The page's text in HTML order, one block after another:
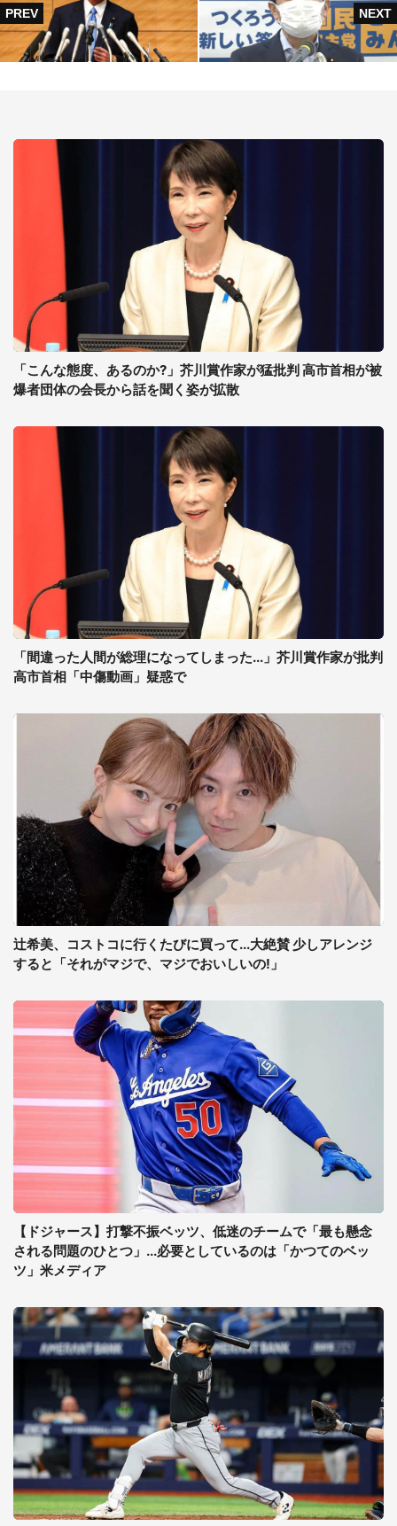
「こんな態度、あるのか?」芥川賞作家が猛批判 高市首相が被
爆者団体の会長から話を聞く姿が拡散
「間違った人間が総理になってしまった...」芥川賞作家が批判
高市首相「中傷動画」疑惑で
辻希美、コストコに行くたびに買って...大絶賛 少しアレンジ
すると「それがマジで、マジでおいしいの!」
【ドジャース】打撃不振ベッツ、低迷のチームで「最も懸念
される問題のひとつ」...必要としているのは「かつてのベッ
ツ」米メディア